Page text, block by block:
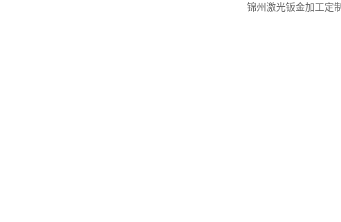
锦州激光钣金加工定